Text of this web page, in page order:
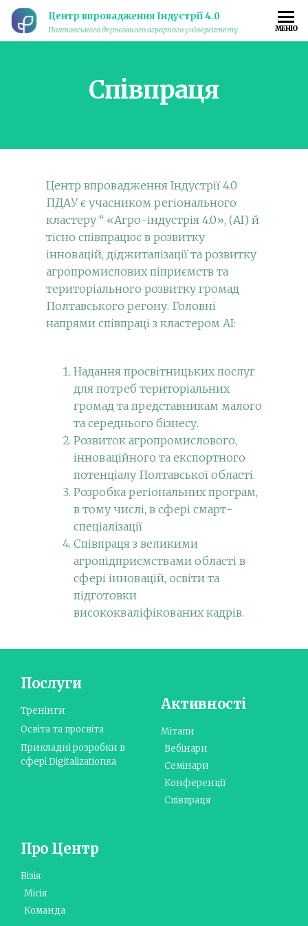
Центр впровадження Індустрії 4.0
Полтавського державного аграрного університету МЕНЮ
Співпраця
Центр впровадження Індустрії 4.0
ПДАУ є учасником регіонального
кластеру “ «Агро-індустрія 4.0», (АІ) й
тісно співпрацює в розвитку
інновацій, діджиталізації та розвитку
агропромислових піприємств та
територіального розвитку громад
Полтавського регону. Головні
напрями співпраці з кластером АІ:
Надання просвітницьких послуг
для потреб територіальних
громад та представникам малого
та середнього бізнесу.
Розвиток агропромислового,
інноваційного та експортного
потенціалу Полтавської області.
Розробка регіональних програм,
в тому числі, в сфері смарт-
спеціалізації
Співпраця з великими
агропідприємствами області в
сфері інновацій, освіти та
підготовки
висококваліфікованих кадрів.
Послуги
Тренінги
Освіта та просвіта
Прикладні розробки в
сфері Digitalizationка
Активності
Мітапи
Вебінари
Семінари
Конференції
Співпраця
Про Центр
Візія
Місія
Команда